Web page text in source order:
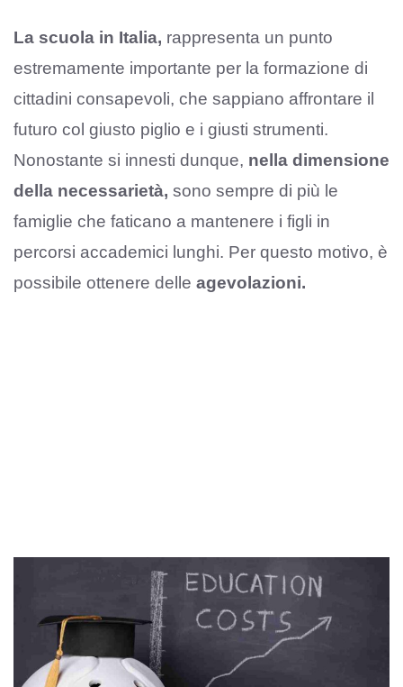
La scuola in Italia, rappresenta un punto
estremamente importante per la formazione di
cittadini consapevoli, che sappiano affrontare il
futuro col giusto piglio e i giusti strumenti.
Nonostante si innesti dunque, nella dimensione
della necessarietà, sono sempre di più le
famiglie che faticano a mantenere i figli in
percorsi accademici lunghi. Per questo motivo, è
possibile ottenere delle agevolazioni.